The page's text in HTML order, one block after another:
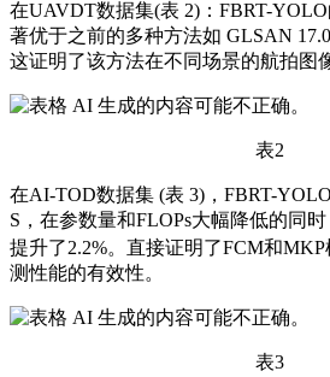
在UAVDT数据集(表 2)：FBRT-
著优于之前的多种方法如 GLSAN
这证明了该方法在不同场景的航拍图
表2
在AI-TOD数据集 (表 3)，FBRT-
S，在参数量和FLOPs大幅降低的同
提升了2.2%。直接证明了FCM和
测性能的有效性。
表3